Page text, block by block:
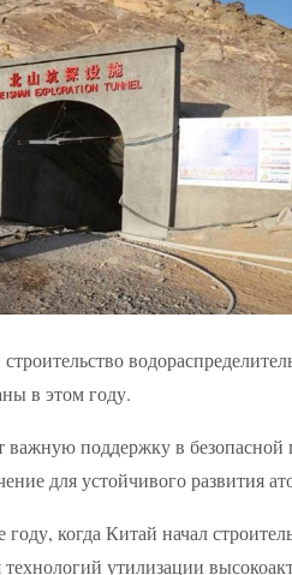
в этом году.
важную поддержку в
для устойчивого развития
когда Китай начал
технологий утилизации